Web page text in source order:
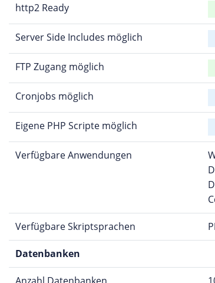
http2 Ready
Server Side Includes möglich
FTP Zugang möglich
Cronjobs möglich
Eigene PHP Scripte möglich
Verfügbare Anwendungen
Verfügbare Skriptsprachen
Datenbanken
Anzahl Datenbanken